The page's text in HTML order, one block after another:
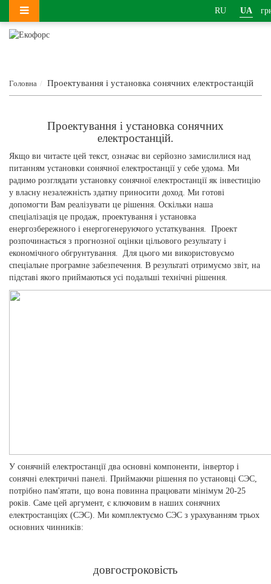
RU UA
Головна Проектування і установка сонячних електростанцій
Проектування і установка сонячних
електростанцій.
Якщо ви читаєте цей текст, означає ви серйозно замислилися над
питанням установки сонячної електростанції у себе удома. Ми
радимо розглядати установку сонячної електростанції як інвестицію
у власну незалежність здатну приносити доход. Ми готові
допомогти Вам реалізувати це рішення. Оскільки наша
спеціалізація це продаж, проектування і установка
енергозбережного і енергогенеруючого устаткування. Проект
розпочинається з прогнозної оцінки цільового результату і
економічного обгрунтування. Для цього ми використовуємо
спеціальне програмне забезпечення. В результаті отримуємо звіт, на
підставі якого приймаються усі подальші технічні рішення.
У сонячній електростанції два основні компоненти, інвертор і
сонячні електричні панелі. Приймаючи рішення по установці СЭС,
потрібно пам'ятати, що вона повинна працювати мінімум 20-25
років. Саме цей аргумент, є ключовим в наших сонячних
електростанціях (СЭС). Ми комплектуємо СЭС з урахуванням трьох
основних чинників:
довгостроковість